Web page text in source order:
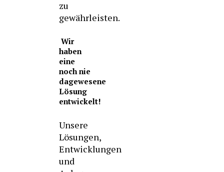
zu
gewährleisten.
Wir
haben
eine
noch nie
dagewesene
Lösung
entwickelt!
Unsere
Lösungen,
Entwicklungen
und